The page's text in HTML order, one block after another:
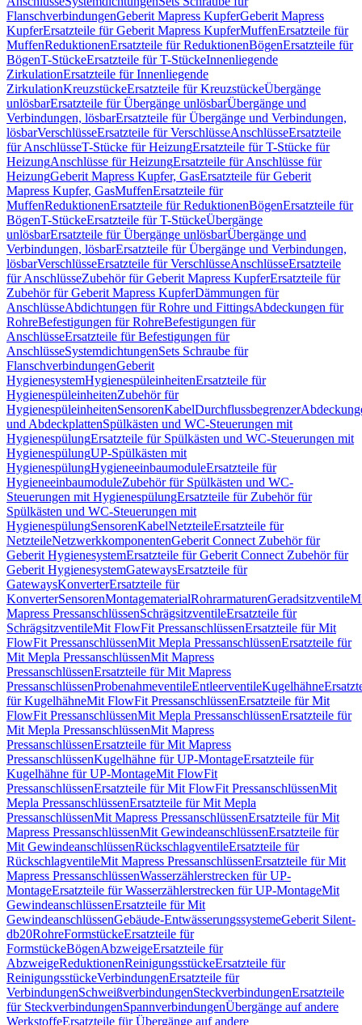
FlanschverbindungenGeberit Mapress KupferGeberit Mapress
KupferErsatzteile für Geberit Mapress KupferMuffenErsatzteile für
MuffenReduktionenErsatzteile für ReduktionenBögenErsatzteile für
BögenT-StückeErsatzteile für T-StückeInnenliegende
ZirkulationErsatzteile für Innenliegende
ZirkulationKreuzstückeErsatzteile für KreuzstückeÜbergänge
unlösbarErsatzteile für Übergänge unlösbarÜbergänge und
Verbindungen, lösbarErsatzteile für Übergänge und Verbindungen,
lösbarVerschlüsseErsatzteile für VerschlüsseAnschlüsseErsatzteile
für AnschlüsseT-Stücke für HeizungErsatzteile für T-Stücke für
HeizungAnschlüsse für HeizungErsatzteile für Anschlüsse für
HeizungGeberit Mapress Kupfer, GasErsatzteile für Geberit
Mapress Kupfer, GasMuffenErsatzteile für
MuffenReduktionenErsatzteile für ReduktionenBögenErsatzteile für
BögenT-StückeErsatzteile für T-StückeÜbergänge
unlösbarErsatzteile für Übergänge unlösbarÜbergänge und
Verbindungen, lösbarErsatzteile für Übergänge und Verbindungen,
lösbarVerschlüsseErsatzteile für VerschlüsseAnschlüsseErsatzteile
für AnschlüsseZubehör für Geberit Mapress KupferErsatzteile für
Zubehör für Geberit Mapress KupferDämmungen für
AnschlüsseAbdichtungen für Rohre und FittingsAbdeckungen für
RohreBefestigungen für RohreBefestigungen für
AnschlüsseErsatzteile für Befestigungen für
AnschlüsseSystemdichtungenSets Schraube für
FlanschverbindungenGeberit
HygienesystemHygienespüleinheitenErsatzteile für
HygienespüleinheitenZubehör für
HygienespüleinheitenSensorenKabelDurchflussbegrenzer
und AbdeckplattenSpülkästen und WC-Steuerungen mit
HygienespülungErsatzteile für Spülkästen und WC-Steuerungen mit
HygienespülungUP-Spülkästen mit
HygienespülungHygieneeinbaumoduleErsatzteile für
HygieneeinbaumoduleZubehör für Spülkästen und WC-
Steuerungen mit HygienespülungErsatzteile für Zubehör für
Spülkästen und WC-Steuerungen mit
HygienespülungSensorenKabelNetzteileErsatzteile für
NetzteileNetzwerkkomponentenGeberit Connect Zubehör für
Geberit HygienesystemErsatzteile für Geberit Connect Zubehör für
Geberit HygienesystemGatewaysErsatzteile für
GatewaysKonverterErsatzteile für
KonverterSensorenMontagematerialRohrarmaturenGeradsitzventile
Mapress PressanschlüssenSchrägsitzventileErsatzteile für
SchrägsitzventileMit FlowFit PressanschlüssenErsatzteile für Mit
FlowFit PressanschlüssenMit Mepla PressanschlüssenErsatzteile für
Mit Mepla PressanschlüssenMit Mapress
PressanschlüssenErsatzteile für Mit Mapress
PressanschlüssenProbenahmeventileEntleerventileKugelhähne
für KugelhähneMit FlowFit PressanschlüssenErsatzteile für Mit
FlowFit PressanschlüssenMit Mepla PressanschlüssenErsatzteile für
Mit Mepla PressanschlüssenMit Mapress
PressanschlüssenErsatzteile für Mit Mapress
PressanschlüssenKugelhähne für UP-MontageErsatzteile für
Kugelhähne für UP-MontageMit FlowFit
PressanschlüssenErsatzteile für Mit FlowFit PressanschlüssenMit
Mepla PressanschlüssenErsatzteile für Mit Mepla
PressanschlüssenMit Mapress PressanschlüssenErsatzteile für Mit
Mapress PressanschlüssenMit GewindeanschlüssenErsatzteile für
Mit GewindeanschlüssenRückschlagventileErsatzteile für
RückschlagventileMit Mapress PressanschlüssenErsatzteile für Mit
Mapress PressanschlüssenWasserzählerstrecken für UP-
MontageErsatzteile für Wasserzählerstrecken für UP-MontageMit
GewindeanschlüssenErsatzteile für Mit
GewindeanschlüssenGebäude-EntwässerungssystemeGeberit Silent-
db20RohreFormstückeErsatzteile für
FormstückeBögenAbzweigeErsatzteile für
AbzweigeReduktionenReinigungsstückeErsatzteile für
ReinigungsstückeVerbindungenErsatzteile für
VerbindungenSchweißverbindungenSteckverbindungenErsatzteile
für SteckverbindungenSpannverbindungenÜbergänge auf andere
WerkstoffeErsatzteile für Übergänge auf andere